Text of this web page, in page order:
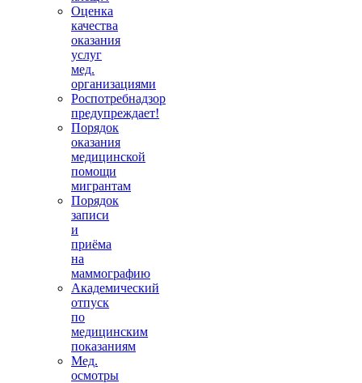
Оценка
качества
оказания
услуг
мед.
организациями
Роспотребнадзор
предупреждает!
Порядок
оказания
медицинской
помощи
мигрантам
Порядок
записи
и
приёма
на
маммографию
Академический
отпуск
по
медицинским
показаниям
Мед.
осмотры